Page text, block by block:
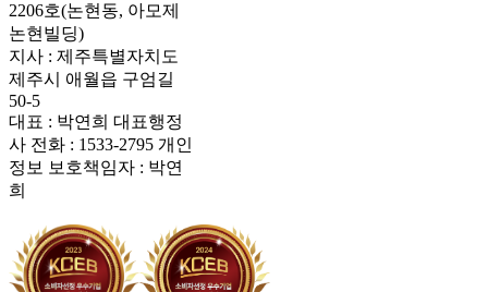
2206호(논현동, 아모제
논현빌딩)
지사 : 제주특별자치도
제주시 애월읍 구엄길
50-5
대표 : 박연희 대표행정
사 전화 : 1533-2795 개인
정보 보호책임자 : 박연
희